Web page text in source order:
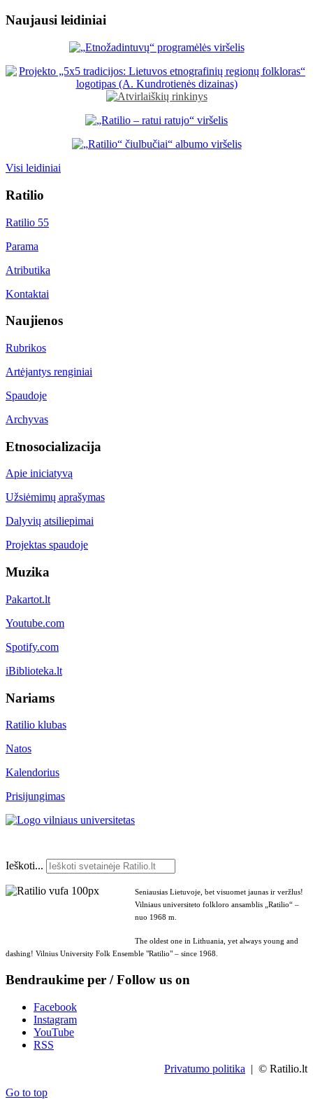
Naujausi leidiniai
Visi leidiniai
Ratilio
Ratilio 55
Parama
Atributika
Kontaktai
Naujienos
Rubrikos
Artėjantys renginiai
Spaudoje
Archyvas
Etnosocializacija
Apie iniciatyvą
Užsiėmimų aprašymas
Dalyvių atsiliepimai
Projektas spaudoje
Muzika
Pakartot.lt
Youtube.com
Spotify.com
iBiblioteka.lt
Nariams
Ratilio klubas
Natos
Kalendorius
Prisijungimas
Ieškoti...
Seniausias Lietuvoje, bet visuomet jaunas ir veržlus!
Vilniaus universiteto folkloro ansamblis „Ratilio“ –
nuo 1968 m.
The oldest one in Lithuania, yet always young and
dashing! Vilnius University Folk Ensemble "Ratilio" – since 1968.
Bendraukime per / Follow us on
Facebook
Instagram
YouTube
RSS
Privatumo politika | © Ratilio.lt
Go to top